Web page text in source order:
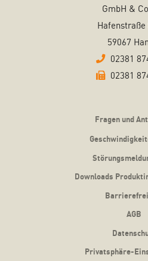
GmbH &
Hafenstraße
59067
02381
02381
Fragen und
Downloads
AGB
Privatsphäre-